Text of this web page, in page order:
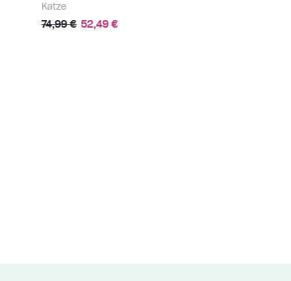
Katze
74,99 € 52,49 €